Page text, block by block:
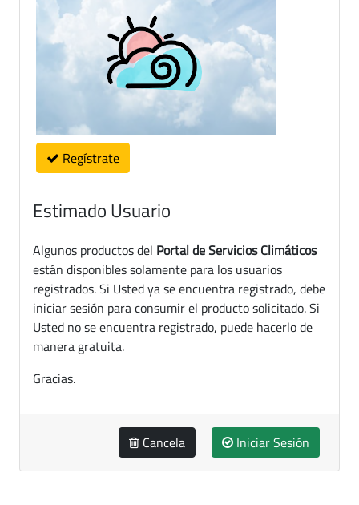
Regístrate
Estimado Usuario
Algunos productos del Portal de Servicios Climáticos
están disponibles solamente para los usuarios
registrados. Si Usted ya se encuentra registrado, debe
iniciar sesión para consumir el producto solicitado. Si
Usted no se encuentra registrado, puede hacerlo de
manera gratuita.
Gracias.
Cancela Iniciar Sesión